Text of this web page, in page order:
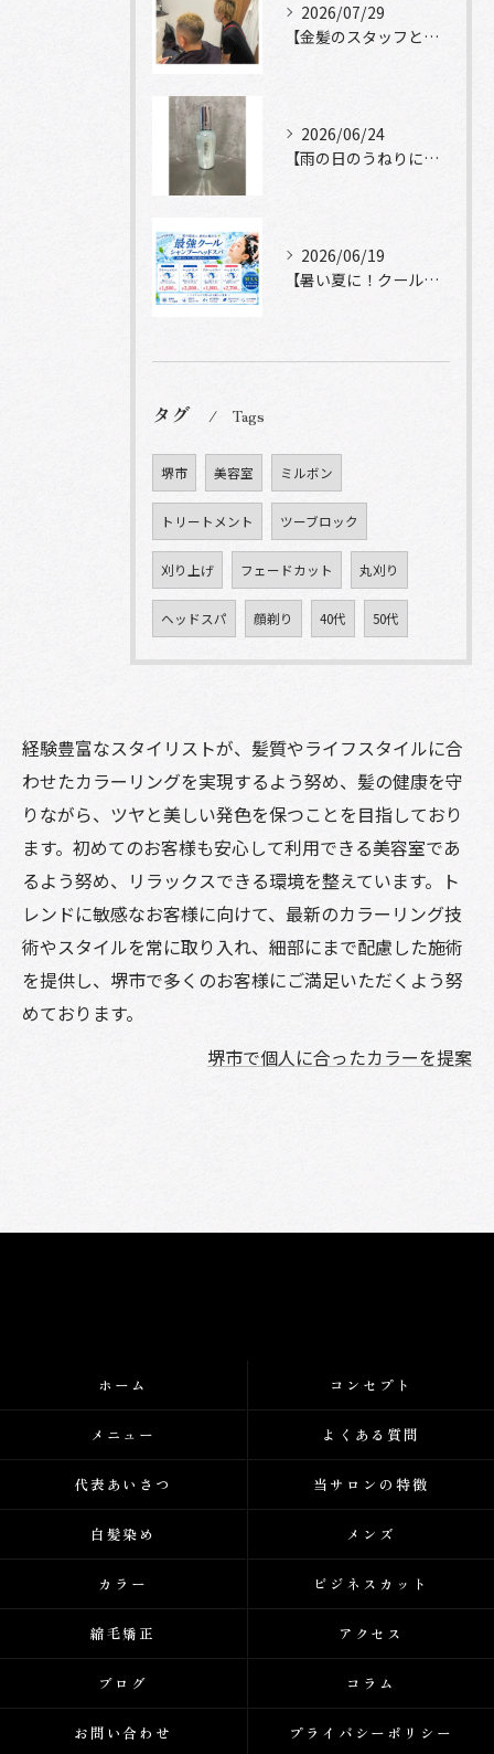
2026/07/29
【金髪のスタッフと常連様ショット】
2026/06/24
【雨の日のうねりにストレートロック】
2026/06/19
【暑い夏に！クールシャンプーヘッドスパ】
タグ Tags
堺市 美容室 ミルボン
トリートメント ツーブロック
刈り上げ フェードカット 丸刈り
ヘッドスパ 顔剃り 40代 50代
経験豊富なスタイリストが、髪質やライフスタイルに合
わせたカラーリングを実現するよう努め、髪の健康を守
りながら、ツヤと美しい発色を保つことを目指しており
ます。初めてのお客様も安心して利用できる美容室であ
るよう努め、リラックスできる環境を整えています。ト
レンドに敏感なお客様に向けて、最新のカラーリング技
術やスタイルを常に取り入れ、細部にまで配慮した施術
を提供し、堺市で多くのお客様にご満足いただくよう努
めております。
堺市で個人に合ったカラーを提案
ホーム コンセプト
メニュー よくある質問
代表あいさつ 当サロンの特徴
白髪染め メンズ
カラー ビジネスカット
縮毛矯正 アクセス
ブログ コラム
お問い合わせ プライバシーポリシー